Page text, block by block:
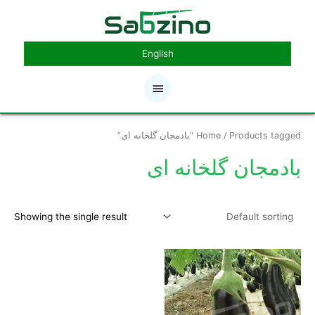
فهرست
اصلی
English
Home / Products tagged “بادمجان گلخانه ای”
بادمجان گلخانه ای
Showing the single result